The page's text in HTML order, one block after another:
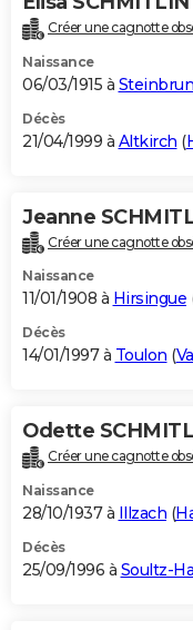
Créer une cagnotte
Naissance
06/03/1915 à
Décès
21/04/1999 à Altkirch (
Jeanne
Créer une cagnotte
Naissance
11/01/1908 à Hirsingue
Décès
14/01/1997 à Toulon (
Odette
Créer une cagnotte
Naissance
28/10/1937 à Illzach (
Décès
25/09/1996 à Soultz-